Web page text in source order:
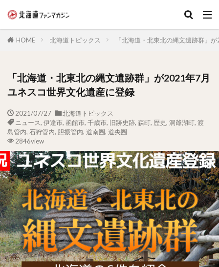
HOME 北海道トピックス 「北海道・北東北の縄文遺跡群」
「北海道・北東北の縄文遺跡群」が2021年7月
ユネスコ世界文化遺産に登録
2021/07/27
北海道トピックス
ニュース, 伊達市, 函館市, 千歳市, 旧跡史跡, 森町, 歴史, 洞爺湖町, 渡
島管内, 石狩管内, 胆振管内, 道南圏, 道央圏
2846view